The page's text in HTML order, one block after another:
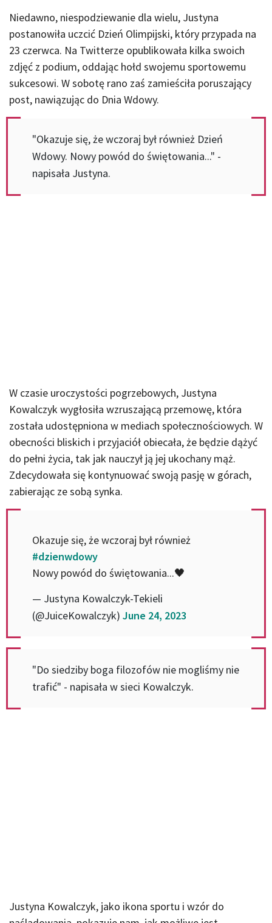
Niedawno, niespodziewanie dla wielu, Justyna
postanowiła uczcić Dzień Olimpijski, który przypada na
23 czerwca. Na Twitterze opublikowała kilka swoich
zdjęć z podium, oddając hołd swojemu sportowemu
sukcesowi. W sobotę rano zaś zamieściła poruszający
post, nawiązując do Dnia Wdowy.
"Okazuje się, że wczoraj był również Dzień
Wdowy. Nowy powód do świętowania..." -
napisała Justyna.
W czasie uroczystości pogrzebowych, Justyna
Kowalczyk wygłosiła wzruszającą przemowę, która
została udostępniona w mediach społecznościowych. W
obecności bliskich i przyjaciół obiecała, że będzie dążyć
do pełni życia, tak jak nauczył ją jej ukochany mąż.
Zdecydowała się kontynuować swoją pasję w górach,
zabierając ze sobą synka.
Okazuje się, że wczoraj był również
#dzienwdowy
Nowy powód do świętowania...🖤
— Justyna Kowalczyk-Tekieli
(@JuiceKowalczyk) June 24, 2023
"Do siedziby boga filozofów nie mogliśmy nie
trafić" - napisała w sieci Kowalczyk.
Justyna Kowalczyk, jako ikona sportu i wzór do